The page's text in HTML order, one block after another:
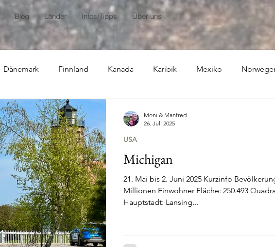
Blog Länder Infos/Tipps Über uns
Dänemark Finnland Kanada Karibik Mexiko
Zusammenfassungen
Michigan
21. Mai bis 2. Juni 2025 Kurzinfo
Millionen Einwohner Fläche: 250.493
Hauptstadt: Lansing...
USA
Moni & Manfred
26. Juli 2025